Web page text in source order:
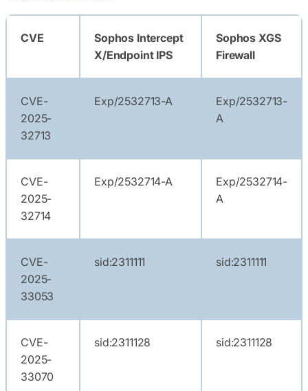
CVE
Sophos Intercept
X/Endpoint IPS
Sophos XGS
Firewall
CVE-
2025-
32713
Exp/2532713-A
Exp/2532713-
A
CVE-
2025-
32714
Exp/2532714-A
Exp/2532714-
A
CVE-
2025-
33053
sid:2311111 sid:2311111
CVE-
2025-
33070
sid:2311128 sid:2311128